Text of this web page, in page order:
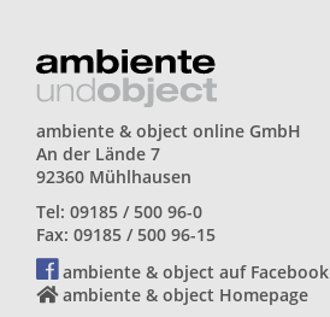
ambiente & object online GmbH
An der Lände 7
92360 Mühlhausen
Tel: 09185 / 500 96-0
Fax: 09185 / 500 96-15
ambiente & object auf Facebook
ambiente & object Homepage